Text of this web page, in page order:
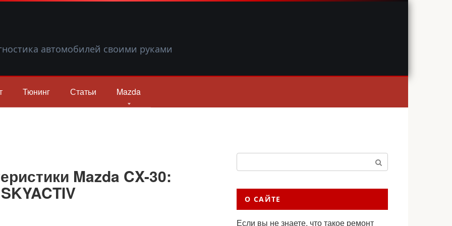
автомобилей своими руками
Тюнинг Статьи Mazda
Mazda CX-30:
Поиск:
О САЙТЕ
Если вы не знаете, что такое ремонт